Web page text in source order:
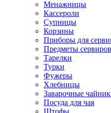
Менажницы
Кассероли
Супницы
Корзины
Приборы для
Предметы
Тарелки
Турки
Фужеры
Хлебницы
Заварочные
Посуда для чая
Штофы